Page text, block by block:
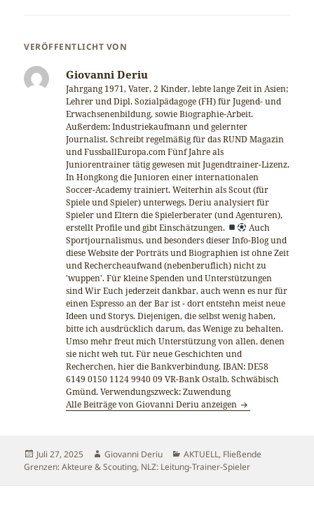
VERÖFFENTLICHT VON
Giovanni Deriu
Jahrgang 1971, Vater, 2 Kinder, lebte lange Zeit in Asien;
Lehrer und Dipl. Sozialpädagoge (FH) für Jugend- und
Erwachsenenbildung, sowie Biographie-Arbeit.
Außerdem: Industriekaufmann und gelernter
Journalist. Schreibt regelmäßig für das RUND Magazin
und FussballEuropa.com Fünf Jahre als
Juniorentrainer tätig gewesen mit Jugendtrainer-Lizenz.
In Hongkong die Junioren einer internationalen
Soccer-Academy trainiert. Weiterhin als Scout (für
Spiele und Spieler) unterwegs. Deriu analysiert für
Spieler und Eltern die Spielerberater (und Agenturen),
erstellt Profile und gibt Einschätzungen.
Auch
Sportjournalismus, und besonders dieser Info-Blog und
diese Website der Porträts und Biographien ist ohne Zeit
und Rechercheaufwand (nebenberuflich) nicht zu
'wuppen'. Für kleine Spenden und Unterstützungen
sind Wir Euch jederzeit dankbar, auch wenn es nur für
einen Espresso an der Bar ist - dort entstehn meist neue
Ideen und Storys. Diejenigen, die selbst wenig haben,
bitte ich ausdrücklich darum, das Wenige zu behalten.
Umso mehr freut mich Unterstützung von allen, denen
sie nicht weh tut. Für neue Geschichten und
Recherchen, hier die Bankverbindung, IBAN: DE58
6149 0150 1124 9940 09 VR-Bank Ostalb, Schwäbisch
Gmünd. Verwendungszweck: Zuwendung
Alle Beiträge von Giovanni Deriu anzeigen
Veröffentlicht
am
Juli 27, 2025 Autor
Giovanni Deriu Kategorien
AKTUELL, Fließende
Grenzen: Akteure & Scouting, NLZ: Leitung-Trainer-Spieler